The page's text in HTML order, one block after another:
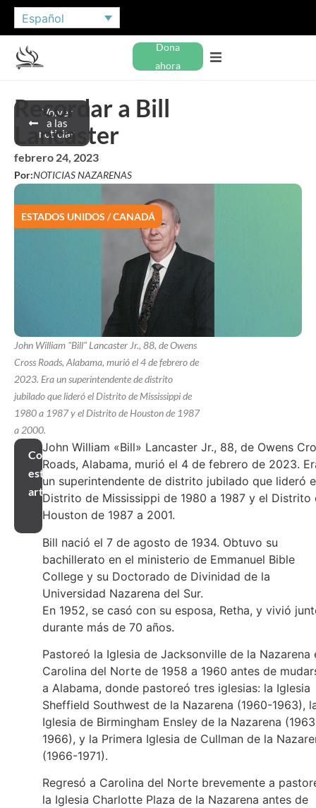
Español
Dona
ahora
Volver
a las
noticias
Recordar a Bill
Lancaster
febrero 24, 2023
Por:NOTICIAS NAZARENAS
ESTADOS UNIDOS / CANADÁ
John William "Bill" Lancaster Jr., 88, de Owens
Cross Roads, Alabama, murió el 4 de febrero de
2023. Era un superintendente de distrito
jubilado que lideró el Distrito de Mississippi de
1980 a 1987 y el Distrito de Houston de 1987
a 2000.
Compartir
este
artículo
John William «Bill» Lancaster Jr., 88, de Owens
Roads, Alabama, murió el 4 de febrero de 2023.
un superintendente de distrito jubilado que lideró
Distrito de Mississippi de 1980 a 1987 y el Distrito
Houston de 1987 a 2001.
Bill nació el 7 de agosto de 1934. Obtuvo su
bachillerato en el ministerio de Emmanuel Bible
College y su Doctorado de Divinidad de la
Universidad Nazarena del Sur.
En 1952, se casó con su esposa, Retha, y vivió
durante más de 70 años.
Pastoreó la Iglesia de Jacksonville de la Nazarena
Carolina del Norte de 1958 a 1960 antes de
a Alabama, donde pastoreó tres iglesias: la Iglesia
Sheffield Southwest de la Nazarena (1960-1963),
Iglesia de Birmingham Ensley de la Nazarena
1966), y la Primera Iglesia de Cullman de la
(1966-1971).
Regresó a Carolina del Norte brevemente a
la Iglesia Charlotte Plaza de la Nazarena antes de